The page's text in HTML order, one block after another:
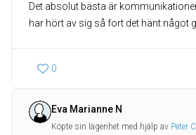
Det absolut bästa är
har hört av sig så fort det hänt något
0
Eva Marianne N
Köpte sin lägenhet med hjälp av Peter